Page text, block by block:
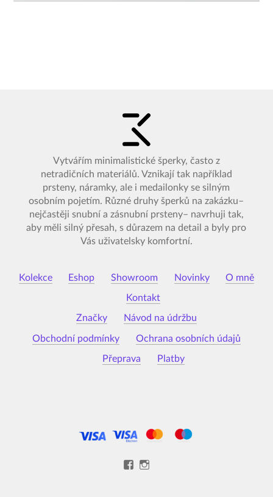
Vytvářím minimalistické šperky, často z
netradičních materiálů. Vznikají tak například
prsteny, náramky, ale i medailonky se silným
osobním pojetím. Různé druhy šperků na zakázku–
nejčastěji snubní a zásnubní prsteny– navrhuji tak,
aby měli silný přesah, s důrazem na detail a byly pro
Vás uživatelsky komfortní.
Kolekce Eshop Showroom Novinky O mně
Kontakt
Značky Návod na údržbu
Obchodní podmínky Ochrana osobních údajů
Přeprava Platby
View